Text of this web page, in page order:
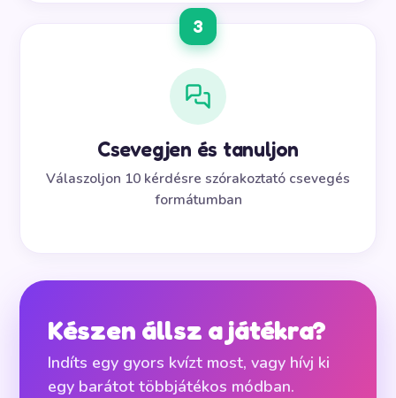
3
Csevegjen és tanuljon
Válaszoljon 10 kérdésre szórakoztató csevegés
formátumban
Készen állsz a játékra?
Indíts egy gyors kvízt most, vagy hívj ki
egy barátot többjátékos módban.